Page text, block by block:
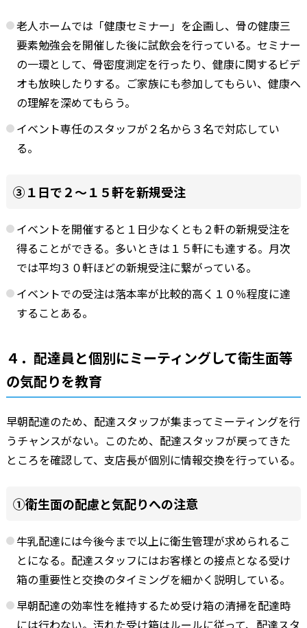
老人ホームでは「健康セミナー」を企画し、骨の健康三
要素勉強会を開催した後に試飲会を行っている。セミナー
の一環として、骨密度測定を行ったり、健康に関するビデ
オも放映したりする。ご家族にも参加してもらい、健康へ
の理解を深めてもらう。
イベント専任のスタッフが２名から３名で対応してい
る。
③１日で２～１５軒を新規受注
イベントを開催すると１日少なくとも２軒の新規受注を
得ることができる。多いときは１５軒にも達する。月次
では平均３０軒ほどの新規受注に繋がっている。
イベントでの受注は落本率が比較的高く１０％程度に達
することある。
４．配達員と個別にミーティングして衛生面等
の気配りを教育
早朝配達のため、配達スタッフが集まってミーティングを行
うチャンスがない。このため、配達スタッフが戻ってきた
ところを確認して、支店長が個別に情報交換を行っている。
①衛生面の配慮と気配りへの注意
牛乳配達には今後今まで以上に衛生管理が求められるこ
とになる。配達スタッフにはお客様との接点となる受け
箱の重要性と交換のタイミングを細かく説明している。
早朝配達の効率性を維持するため受け箱の清掃を配達時
には行わない。汚れた受け箱はルールに従って、配達スタ